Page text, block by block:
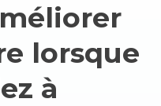
lorsque
à